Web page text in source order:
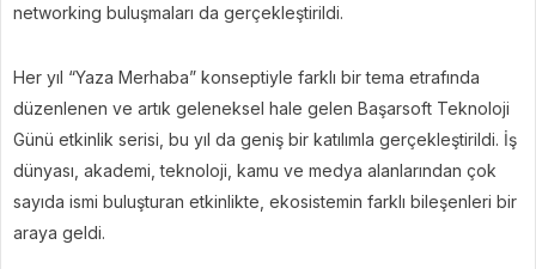
networking buluşmaları da gerçekleştirildi.
Her yıl “Yaza Merhaba” konseptiyle farklı bir tema etrafında
düzenlenen ve artık geleneksel hale gelen Başarsoft Teknoloji
Günü etkinlik serisi, bu yıl da geniş bir katılımla gerçekleştirildi. İş
dünyası, akademi, teknoloji, kamu ve medya alanlarından çok
sayıda ismi buluşturan etkinlikte, ekosistemin farklı bileşenleri bir
araya geldi.